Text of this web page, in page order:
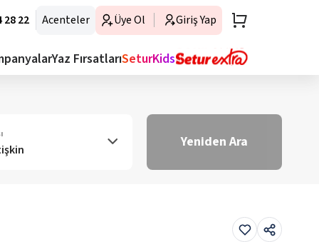
28 22 Acenteler Üye Ol Giriş Yap
Yaz FırsatlarıSeturKids
Yeniden Ara